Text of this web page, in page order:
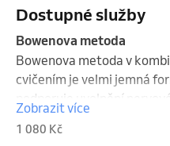
Dostupné služby
Bowenova metoda
Bowenova metoda v
cvičením je velmi jemná
podporuje uvolnění
regeneraci. Vědomý dech
pomáhá tělu zpomalit,
Zobrazit více
1 080 Kč